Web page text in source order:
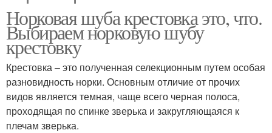
Норковая шуба крестовка это, что.
Выбираем норковую шубу
крестовку
Крестовка – это полученная селекционным путем особая
разновидность норки. Основным отличие от прочих
видов является темная, чаще всего черная полоса,
проходящая по спинке зверька и закругляющаяся к
плечам зверька.